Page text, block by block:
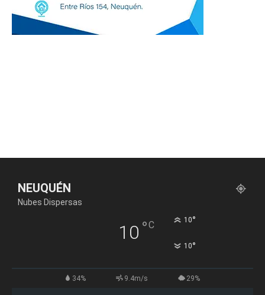
NEUQUÉN
Nubes Dispersas
10 °C 10°
10°
34% 9.4m/s 29%